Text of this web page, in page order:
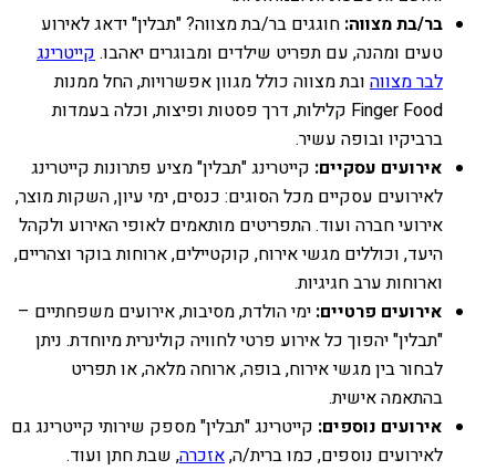
בר/בת מצווה: חוגגים בר/בת מצווה? "תבלין" ידאג לאירוע
טעים ומהנה, עם תפריט שילדים ומבוגרים יאהבו. קייטרינג
לבר מצווה ובת מצווה כולל מגוון אפשרויות, החל ממנות
Finger Food קלילות, דרך פסטות ופיצות, וכלה בעמדות
ברביקיו ובופה עשיר.
אירועים עסקיים: קייטרינג "תבלין" מציע פתרונות קייטרינג
לאירועים עסקיים מכל הסוגים: כנסים, ימי עיון, השקות מוצר,
אירועי חברה ועוד. התפריטים מותאמים לאופי האירוע ולקהל
היעד, וכוללים מגשי אירוח, קוקטיילים, ארוחות בוקר וצהריים,
וארוחות ערב חגיגיות.
אירועים פרטיים: ימי הולדת, מסיבות, אירועים משפחתיים –
"תבלין" יהפוך כל אירוע פרטי לחוויה קולינרית מיוחדת. ניתן
לבחור בין מגשי אירוח, בופה, ארוחה מלאה, או תפריט
בהתאמה אישית.
אירועים נוספים: קייטרינג "תבלין" מספק שירותי קייטרינג גם
לאירועים נוספים, כמו ברית/ה,אזכרה, שבת חתן ועוד.